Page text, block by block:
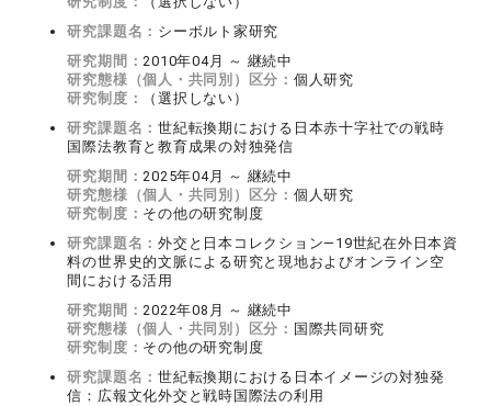
研究課題名： シーボルト家研究
研究期間：2010年04月 ～ 継続中
研究態様（個人・共同別）区分： 個人研究
研究制度：
（選択しない）
研究課題名：世紀転換期における日本赤十字社での戦時
国際法教育と教育成果の対独発信
研究期間：2025年04月 ～ 継続中
研究態様（個人・共同別）区分： 個人研究
研究制度： その他の研究制度
研究課題名：外交と日本コレクション―19世紀在外日本資
料の世界史的文脈による研究と現地およびオンライン空
間における活用
研究期間：2022年08月 ～ 継続中
研究態様（個人・共同別）区分： 国際共同研究
研究制度： その他の研究制度
研究課題名：世紀転換期における日本イメージの対独発
信：広報文化外交と戦時国際法の利用